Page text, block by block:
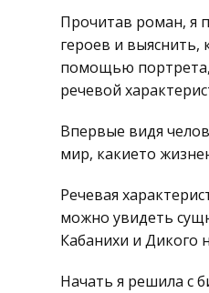
Прочитав роман, я
героев и выяснить,
помощью
речевой
Впервые видя
мир, какието
Речевая
можно увидеть
Кабанихи и Дикого
Начать я решила с